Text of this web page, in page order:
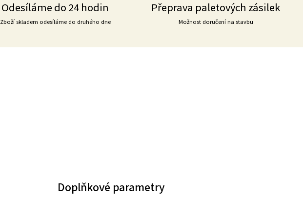
Odesíláme do 24 hodin
Zboží skladem odesíláme do druhého dne
Přeprava paletových zásilek
Možnost doručení na stavbu
Doplňkové parametry